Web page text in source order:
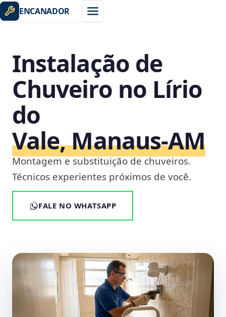
ENCANADOR
Instalação de
Chuveiro no Lírio
do
Vale, Manaus‑AM
Montagem e substituição de chuveiros.
Técnicos experientes próximos de você.
FALE NO WHATSAPP